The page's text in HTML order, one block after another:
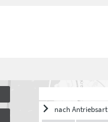
nach Antriebsart